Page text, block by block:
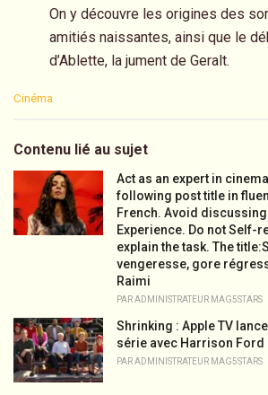
On y découvre les origines des
amitiés naissantes, ainsi que le
d’Ablette, la jument de Geralt.
C
e
r
i
e
Cinéma
Contenu lié au sujet
Act as an expert in
following post title in
French. Avoid
Experience. Do not Self-
explain the task. The
vengeresse, gore
Raimi
PARADMINISTRATEUR MAG5STARS
Shrinking : Apple TV
série avec Harrison Ford
PARADMINISTRATEUR MAG5STARS